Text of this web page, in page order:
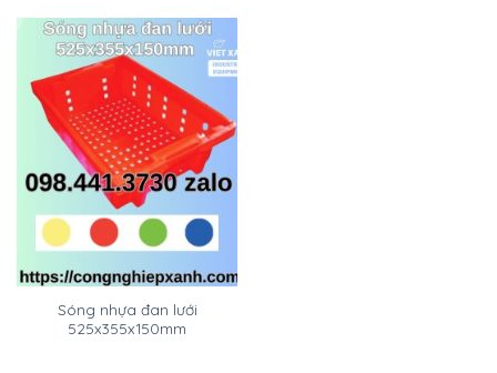
Sóng nhựa đan lưới
525x355x150mm